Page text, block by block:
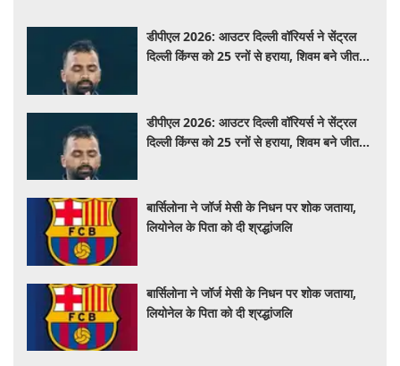
डीपीएल 2026: आउटर दिल्ली वॉरियर्स ने सेंट्रल
दिल्ली किंग्स को 25 रनों से हराया, शिवम बने जीत के
डीपीएल 2026: आउटर दिल्ली वॉरियर्स ने सेंट्रल
दिल्ली किंग्स को 25 रनों से हराया, शिवम बने जीत के
बार्सिलोना ने जॉर्ज मेसी के निधन पर शोक जताया,
लियोनेल के पिता को दी श्रद्धांजलि
बार्सिलोना ने जॉर्ज मेसी के निधन पर शोक जताया,
लियोनेल के पिता को दी श्रद्धांजलि